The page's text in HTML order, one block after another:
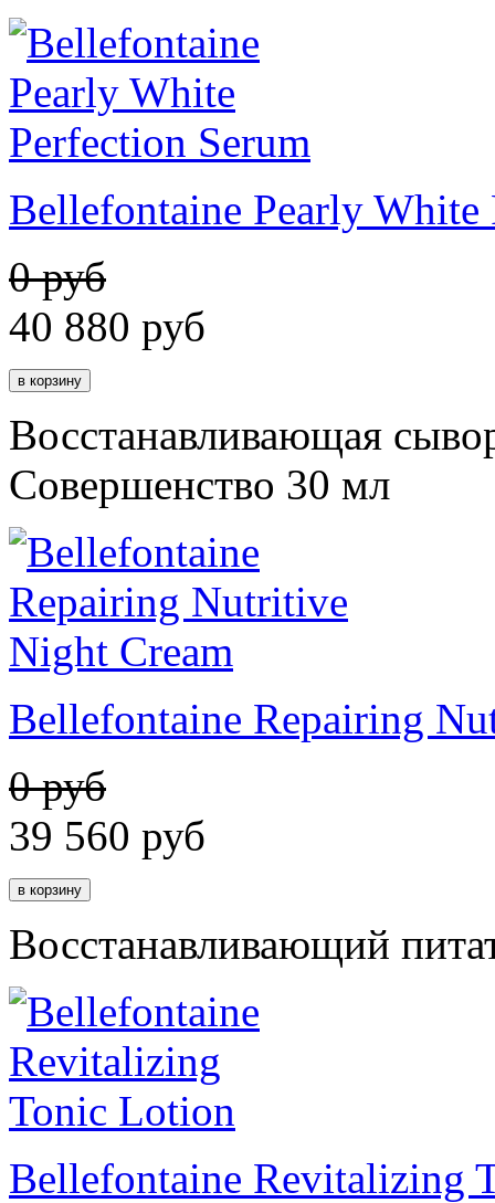
Bellefontaine Pearly White
0 руб
40 880 руб
Восстанавливающая
Совершенство 30 мл
Bellefontaine Repairing
0 руб
39 560 руб
Восстанавливающий
Bellefontaine Revitalizing